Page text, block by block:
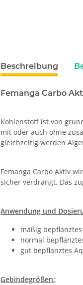
Beschreibung
Femanga Carbo
Kohlenstoff ist von
mit oder auch ohne
gleichzeitig werden
Femanga Carbo Aktiv
sicher verdrängt. Das
Anwendung und
mäßig
normal
gut bepflanztes
Gebindegrößen: